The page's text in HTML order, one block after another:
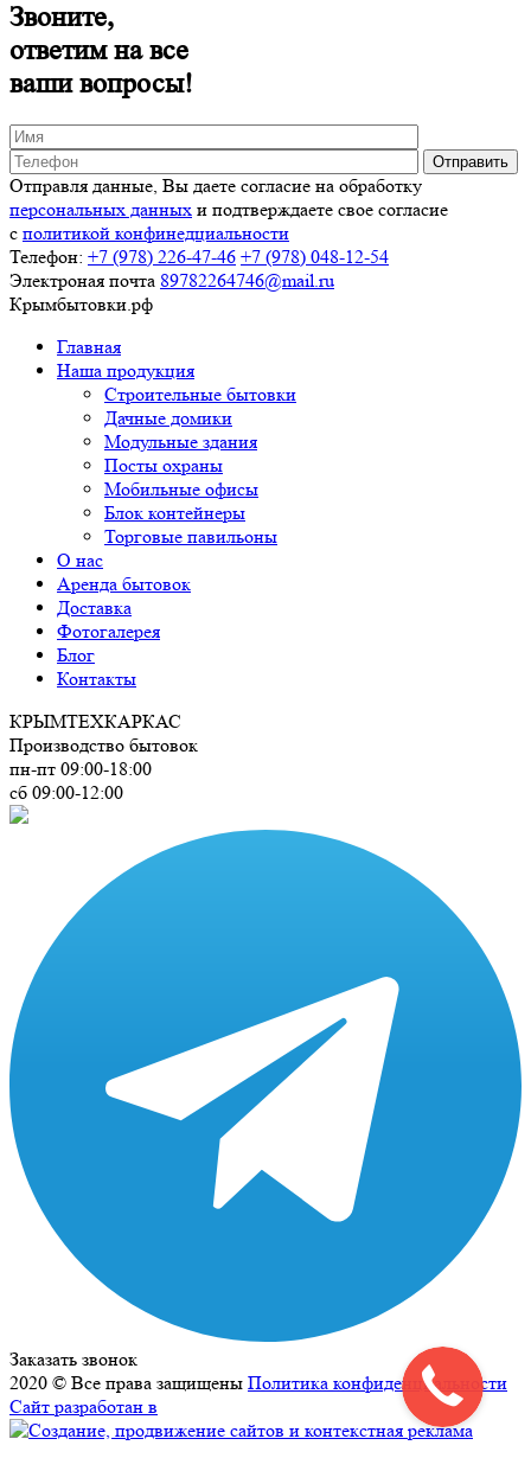
Звоните,
ответим на все
ваши вопросы!
Отправля данные, Вы даете согласие на обработку
персональных данных и подтверждаете свое согласие
с политикой конфинедциальности
Телефон: +7 (978) 226-47-46 +7 (978) 048-12-54
Электроная почта 89782264746@mail.ru
Крымбытовки.рф
Главная
Наша продукция
Строительные бытовки
Дачные домики
Модульные здания
Посты охраны
Мобильные офисы
Блок контейнеры
Торговые павильоны
О нас
Аренда бытовок
Доставка
Фотогалерея
Блог
Контакты
КРЫМТЕХКАРКАС
Производство бытовок
пн-пт 09:00-18:00
сб 09:00-12:00
Заказать звонок
2020 © Все права защищены Политика конфиденциальности
Сайт разработан в